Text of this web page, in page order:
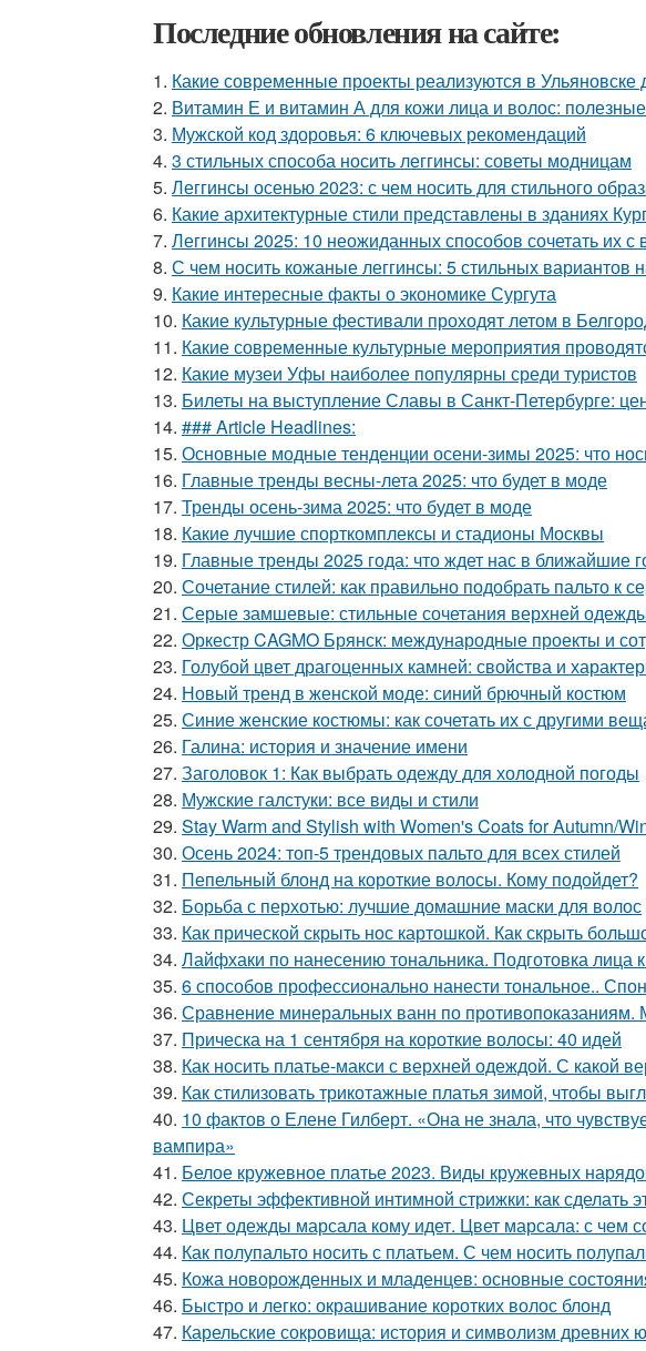
Последние обновления на сайте:
1. Какие современные проекты реализуются в
2. Витамин Е и витамин А для кожи лица и волос:
3. Мужской код здоровья: 6 ключевых рекомендаций
4. 3 стильных способа носить леггинсы: советы модницам
5. Леггинсы осенью 2023: с чем носить для стильного
6. Какие архитектурные стили представлены в зданиях
7. Леггинсы 2025: 10 неожиданных способов сочетать их
8. С чем носить кожаные леггинсы: 5 стильных вариантов
9. Какие интересные факты о экономике Сургута
10. Какие культурные фестивали проходят летом в
11. Какие современные культурные мероприятия
12. Какие музеи Уфы наиболее популярны среди туристов
13. Билеты на выступление Славы в Санкт-Петербурге:
14. ### Article Headlines:
15. Основные модные тенденции осени-зимы 2025: что
16. Главные тренды весны-лета 2025: что будет в моде
17. Тренды осень-зима 2025: что будет в моде
18. Какие лучшие спорткомплексы и стадионы Москвы
19. Главные тренды 2025 года: что ждет нас в ближайшие
20. Сочетание стилей: как правильно подобрать пальто к
21. Серые замшевые: стильные сочетания верхней
22. Оркестр CAGMO Брянск: международные проекты и
23. Голубой цвет драгоценных камней: свойства и
24. Новый тренд в женской моде: синий брючный костюм
25. Синие женские костюмы: как сочетать их с другими
26. Галина: история и значение имени
27. Заголовок 1: Как выбрать одежду для холодной погоды
28. Мужские галстуки: все виды и стили
29. Stay Warm and Stylish with Women's Coats for Autumn/
30. Осень 2024: топ-5 трендовых пальто для всех стилей
31. Пепельный блонд на короткие волосы. Кому подойдет?
32. Борьба с перхотью: лучшие домашние маски для волос
33. Как прической скрыть нос картошкой. Как скрыть
34. Лайфхаки по нанесению тональника. Подготовка лица
35. 6 способов профессионально нанести тональное..
36. Сравнение минеральных ванн по
37. Прическа на 1 сентября на короткие волосы: 40 идей
38. Как носить платье-макси с верхней одеждой. С какой
39. Как стилизовать трикотажные платья зимой, чтобы
40. 10 фактов о Елене Гилберт. «Она не знала, что
вампира»
41. Белое кружевное платье 2023. Виды кружевных
42. Секреты эффективной интимной стрижки: как сделать
43. Цвет одежды марсала кому идет. Цвет марсала: с чем
44. Как полупальто носить с платьем. С чем носить
45. Кожа новорожденных и младенцев: основные
46. Быстро и легко: окрашивание коротких волос блонд
47. Карельские сокровища: история и символизм древних